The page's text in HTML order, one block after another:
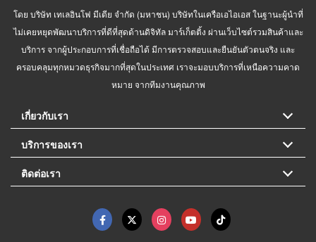
โดย บริษัท เทเลอินโฟ มีเดีย จำกัด (มหาชน) บริษัทในเครือเอไอเอส ในฐานะผู้นำที่
ไม่เคยหยุดพัฒนาบริการที่ดีที่สุดด้านดิจิทัล มาร์เก็ตติ้ง ผ่านเว็บไซต์รวมสินค้าและ
บริการ จากผู้ประกอบการที่เชื่อถือได้ มีการตรวจสอบและยืนยันตัวตนจริง และ
ครอบคลุมทุกหมวดธุรกิจมากที่สุดในประเทศ เราจะมอบบริการที่เหนือความคาด
หมาย จากทีมงานคุณภาพ
เกี่ยวกับเรา
บริการของเรา
ติดต่อเรา